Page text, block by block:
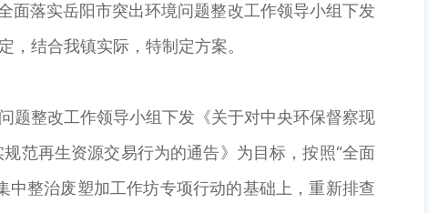
面落实岳阳市突出环境问题整改工作领导小组下发
，结合我镇实际，特制定方案。
题整改工作领导小组下发《关于对中央环保督察现
范再生资源交易行为的通告》为目标，按照“全面
整治废塑加工作坊专项行动的基础上，重新排查